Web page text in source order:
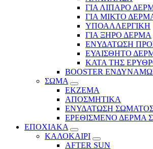
ΓΙΑ ΛΙΠΑΡΟ
ΓΙΑ ΜΙΚΤΟ
ΥΠΟΑΛΛΕΡΓΙΚΗ
ΓΙΑ ΞΗΡΟ ΔΕΡΜΑ
ΕΝΥΔΑΤΩΣΗ
ΕΥΑΙΣΘΗΤΟ
ΚΑΤΑ ΤΗΣ
BOOSTER
ΣΩΜΑ
ΕΚΖΕΜΑ
ΑΠΟΣΜΗΤΙΚΑ
ΕΝΥΔΑΤΩΣΗ
ΕΡΕΘΙΣΜΕΝΟ ΔΕΡΜΑ
ΕΠΟΧΙΑΚΑ
ΚΑΛΟΚΑΙΡΙ
AFTER SUN